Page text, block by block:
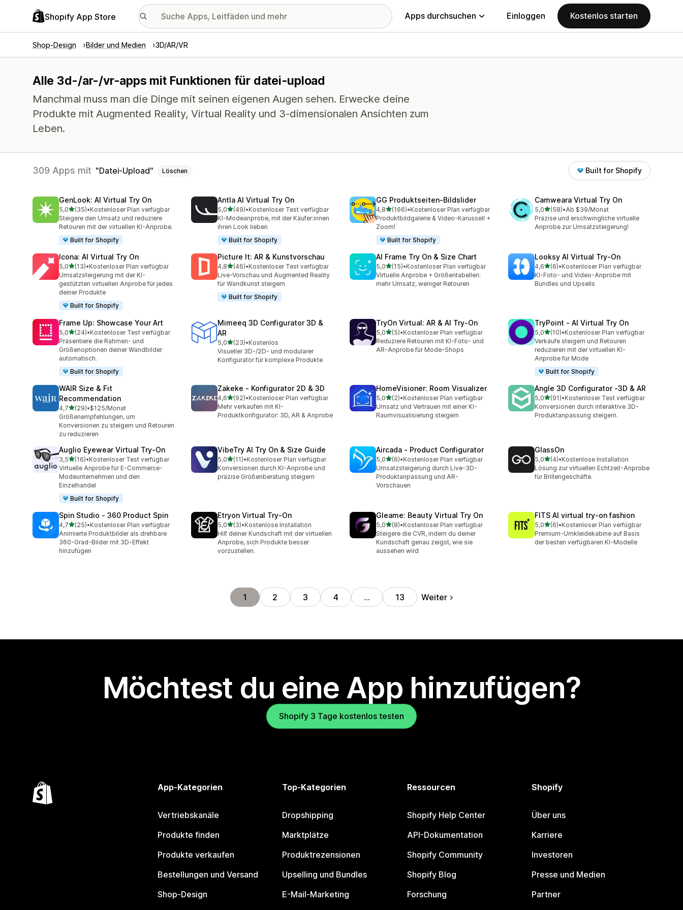
Shopify App Store Apps durchsuchen Einloggen Kostenlos starten
Shop-Design Bilder und Medien 3D/AR/VR
Alle 3d-/ar-/vr-apps mit Funktionen für datei-upload
Manchmal muss man die Dinge mit seinen eigenen Augen sehen. Erwecke deine
Produkte mit Augmented Reality, Virtual Reality und 3-dimensionalen Ansichten zum
Leben.
309 Apps mit Datei-Upload Löschen Built for Shopify
GenLook: AI Virtual Try On
5,0von 5 Sternen
(35)
35 Rezensionen insgesamt
•Kostenloser Plan verfügbar
Steigere den Umsatz und reduziere
Retouren mit der virtuellen KI-Anprobe.
Built for Shopify
Antla AI Virtual Try On
5,0von 5 Sternen
(49)
49 Rezensionen insgesamt
•Kostenloser Test verfügbar
KI-Modeanprobe, mit der Käufer:innen
ihren Look lieben
Built for Shopify
GG Produktseiten‑Bildslider
4,8von 5 Sternen
(166)
166 Rezensionen insgesamt
•Kostenloser Plan verfügbar
Produktbildgalerie & Video-Karussell +
Zoom!
Built for Shopify
Camweara Virtual Try On
5,0von 5 Sternen
(58)
58 Rezensionen insgesamt
•Ab $39/Monat
Präzise und erschwingliche virtuelle
Anprobe zur Umsatzsteigerung!
Icona: AI Virtual Try On
5,0von 5 Sternen
(13)
13 Rezensionen insgesamt
•Kostenloser Plan verfügbar
Umsatzsteigerung mit der KI-
gestützten virtuellen Anprobe für jedes
deiner Produkte
Built for Shopify
Picture It: AR & Kunstvorschau
4,8von 5 Sternen
(46)
46 Rezensionen insgesamt
•Kostenloser Test verfügbar
Live-Vorschau und Augmented Reality
für Wandkunst steigern
Built for Shopify
AI Frame Try On & Size Chart
5,0von 5 Sternen
(15)
15 Rezensionen insgesamt
•Kostenloser Plan verfügbar
Virtuelle Anprobe + Größentabellen:
mehr Umsatz, weniger Retouren
Looksy AI Virtual Try‑On
4,6von 5 Sternen
(6)
6 Rezensionen insgesamt
•Kostenloser Plan verfügbar
KI-Foto- und Video-Anprobe mit
Bundles und Upsells
Frame Up: Showcase Your Art
5,0von 5 Sternen
(24)
24 Rezensionen insgesamt
•Kostenloser Test verfügbar
Präsentiere die Rahmen- und
Größenoptionen deiner Wandbilder
automatisch.
Built for Shopify
Mimeeq 3D Configurator 3D &
AR
5,0von 5 Sternen
(23)
23 Rezensionen insgesamt
•Kostenlos
Visueller 3D-/2D- und modularer
Konfigurator für komplexe Produkte
TryOn Virtual: AR & AI Try‑On
5,0von 5 Sternen
(5)
5 Rezensionen insgesamt
•Kostenloser Plan verfügbar
Reduziere Retouren mit KI-Foto- und
AR-Anprobe für Mode-Shops
TryPoint ‑ AI Virtual Try On
5,0von 5 Sternen
(10)
10 Rezensionen insgesamt
•Kostenloser Plan verfügbar
Verkäufe steigern und Retouren
reduzieren mit der virtuellen KI-
Anprobe für Mode
Built for Shopify
WAIR Size & Fit
Recommendation
4,7von 5 Sternen
(29)
29 Rezensionen insgesamt
•$125/Monat
Größenempfehlungen, um
Konversionen zu steigern und Retouren
zu reduzieren
Zakeke ‑ Konfigurator 2D & 3D
4,6von 5 Sternen
(92)
92 Rezensionen insgesamt
•Kostenloser Plan verfügbar
Mehr verkaufen mit KI-
Produktkonfigurator: 3D, AR & Anprobe
HomeVisioner: Room Visualizer
5,0von 5 Sternen
(2)
2 Rezensionen insgesamt
•Kostenloser Plan verfügbar
Umsatz und Vertrauen mit einer KI-
Raumvisualisierung steigern
Angle 3D Configurator ‑3D & AR
5,0von 5 Sternen
(91)
91 Rezensionen insgesamt
•Kostenloser Test verfügbar
Konversionen durch interaktive 3D-
Produktanpassung steigern.
Auglio Eyewear Virtual Try‑On
3,5von 5 Sternen
(16)
16 Rezensionen insgesamt
•Kostenloser Test verfügbar
Virtuelle Anprobe für E-Commerce-
Modeunternehmen und den
Einzelhandel
Built for Shopify
VibeTry AI Try On & Size Guide
5,0von 5 Sternen
(11)
11 Rezensionen insgesamt
•Kostenloser Plan verfügbar
Konversionen durch KI-Anprobe und
präzise Größenberatung steigern
Aircada ‑ Product Configurator
5,0von 5 Sternen
(6)
6 Rezensionen insgesamt
•Kostenloser Plan verfügbar
Umsatzsteigerung durch Live-3D-
Produktanpassung und AR-
Vorschauen
GlassOn
5,0von 5 Sternen
(4)
4 Rezensionen insgesamt
•Kostenlose Installation
Lösung zur virtuellen Echtzeit-Anprobe
für Brillengeschäfte.
Spin Studio ‑ 360 Product Spin
4,7von 5 Sternen
(25)
25 Rezensionen insgesamt
•Kostenloser Plan verfügbar
Animierte Produktbilder als drehbare
360-Grad-Bilder mit 3D-Effekt
hinzufügen
Etryon Virtual Try‑On
5,0von 5 Sternen
(3)
3 Rezensionen insgesamt
•Kostenlose Installation
Hilf deiner Kundschaft mit der virtuellen
Anprobe, sich Produkte besser
vorzustellen.
Gleame: Beauty Virtual Try On
5,0von 5 Sternen
(8)
8 Rezensionen insgesamt
•Kostenloser Plan verfügbar
Steigere die CVR, indem du deiner
Kundschaft genau zeigst, wie sie
aussehen wird
FITS AI virtual try‑on fashion
5,0von 5 Sternen
(6)
6 Rezensionen insgesamt
•Kostenloser Plan verfügbar
Premium-Umkleidekabine auf Basis
der besten verfügbaren KI-Modelle
1 2 3 4 … 13 Weiter
Möchtest du eine App hinzufügen?
Shopify 3 Tage kostenlos testen
App-Kategorien
Vertriebskanäle
Produkte finden
Produkte verkaufen
Bestellungen und Versand
Shop-Design
Top-Kategorien
Dropshipping
Marktplätze
Produktrezensionen
Upselling und Bundles
E-Mail-Marketing
Ressourcen
Shopify Help Center
API-Dokumentation
Shopify Community
Shopify Blog
Forschung
Shopify
Über uns
Karriere
Investoren
Presse und Medien
Partner